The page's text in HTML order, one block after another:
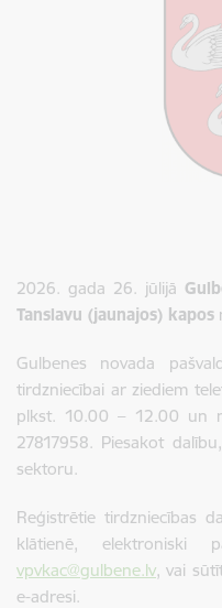
2026. gada 26. jūlijā
Tanslavu (jaunajos) kapos
Gulbenes novada
tirdzniecībai ar ziediem
plkst. 10.00 – 12.00 un
27817958. Piesakot
sektoru.
Reģistrētie tirdzniecības
klātienē, elektroniski
vpvkac@gulbene.lv, vai
e-adresi.